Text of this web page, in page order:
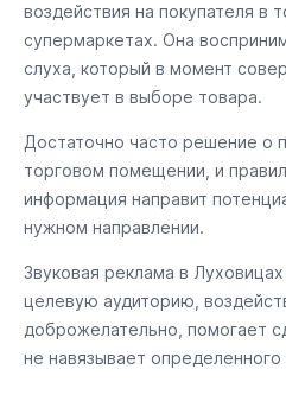
воздействия на покупателя в
супермаркетах. Она
слуха, который в момент
участвует в выборе товара.
Достаточно часто решение о
торговом помещении, и
информация направит
нужном направлении.
Звуковая реклама в
целевую аудиторию,
доброжелательно, помогает
не навязывает определенного